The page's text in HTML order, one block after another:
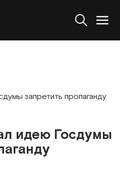
запретить пропаганду
идею Госдумы